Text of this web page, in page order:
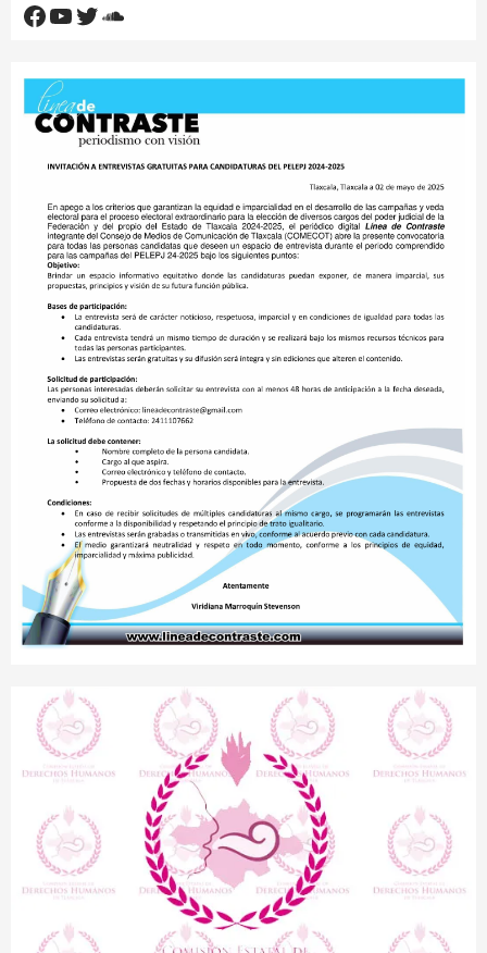
Facebook
YouTube
Twitter
SoundCloud